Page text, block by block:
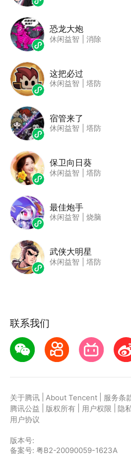
恐龙大炮
休闲益智 消除
这把必过
休闲益智 塔防
宿管来了
休闲益智 塔防
保卫向日葵
休闲益智 塔防
最佳炮手
休闲益智 烧脑
武侠大明星
休闲益智 塔防
联系我们
关于腾讯 About Tencent 服务条
腾讯公益
版权所有 用户权限 隐
用户协议
版本号:
备案号: 粤B2-20090059-1623A